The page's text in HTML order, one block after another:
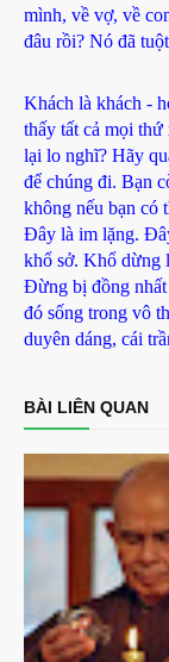
mình, về vợ, về
đâu rồi? Nó đã
Khách là khách -
thấy tất cả mọi thứ
lại lo nghĩ? Hãy
để chúng đi. Bạn
không nếu bạn có
Đây là im lặng.
khổ sở. Khổ dừng
Đừng bị đồng nhất
đó sống trong vô
duyên dáng, cái
BÀI LIÊN QUAN